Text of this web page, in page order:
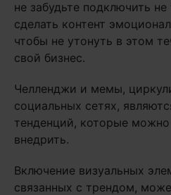
не забудьте подключить
сделать контент
чтобы не утонуть в этом
свой бизнес.
Челленджи и мемы,
социальных сетях,
тенденций, которые
внедрить.
Включение визуальных
связанных с трендом,